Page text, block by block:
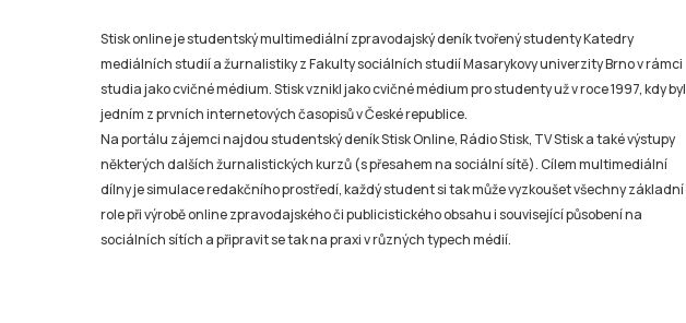
Stisk online je studentský multimediální zpravodajský deník tvořený studenty Katedry
mediálních studií a žurnalistiky z Fakulty sociálních studií Masarykovy univerzity Brno v rámci
studia jako cvičné médium. Stisk vznikl jako cvičné médium pro studenty už v roce 1997, kdy byl
jedním z prvních internetových časopisů v České republice.
Na portálu zájemci najdou studentský deník Stisk Online, Rádio Stisk, TV Stisk a také výstupy
některých dalších žurnalistických kurzů (s přesahem na sociální sítě). Cílem multimediální
dílny je simulace redakčního prostředí, každý student si tak může vyzkoušet všechny základní
role při výrobě online zpravodajského či publicistického obsahu i související působení na
sociálních sítích a připravit se tak na praxi v různých typech médií.